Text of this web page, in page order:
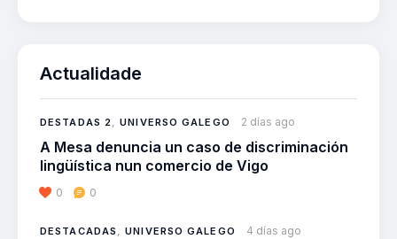
Actualidade
DESTADAS 2,UNIVERSO GALEGO 2 días ago
A Mesa denuncia un caso de discriminación
lingüística nun comercio de Vigo
0 0
DESTACADAS ,UNIVERSO GALEGO 4 días ago